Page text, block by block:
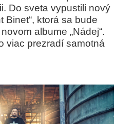
Do sveta vypustili nový
Binet“, ktorá sa bude
albume „Nádej“.
viac prezradí samotná